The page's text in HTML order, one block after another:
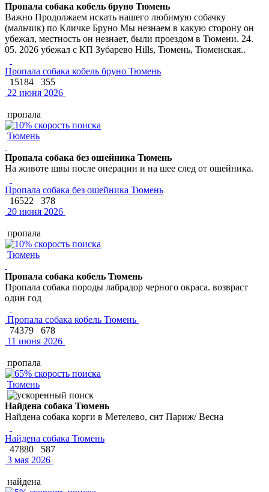
Пропала собака кобель бруно Тюмень
Важно Продолжаем искать нашего любимую собачку
(мальчик) по Кличке Бруно Мы незнаем в какую сторону он
убежал, местность он незнает, были проездом в Тюмени. 24.
05. 2026 убежал с КП Зубарево Hills, Тюмень, Тюменская..
Пропала собака кобель бруно Тюмень
15184
355
22 июня 2026
пропала
Тюмень
Пропала собака без ошейника Тюмень
На животе швы после операции и на шее след от ошейника.
Пропала собака без ошейника Тюмень
16522
378
20 июня 2026
пропала
Тюмень
Пропала собака кобель Тюмень
Пропала собака породы лабрадор черного окраса. возвраст
один год
Пропала собака кобель Тюмень
74379
678
11 июня 2026
пропала
Тюмень
Найдена собака Тюмень
Найдена собака корги в Метелево, снт Париж/ Весна
Найдена собака Тюмень
47880
587
3 мая 2026
найдена